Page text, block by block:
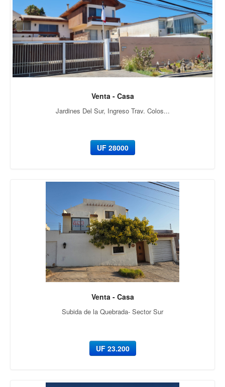
Venta - Casa
Jardines Del Sur, Ingreso Trav. Colos...
UF 28000
Venta - Casa
Subida de la Quebrada- Sector Sur
UF 23.200